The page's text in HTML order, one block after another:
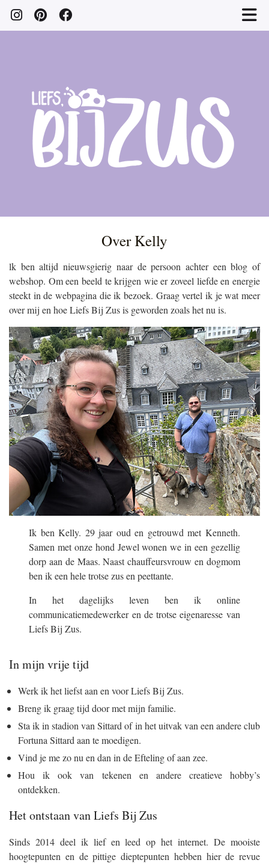
Over Kelly
lk ben altijd nieuwsgierig naar de persoon achter een blog of
webshop. Om een beeld te krijgen wie er zoveel liefde en energie
steekt in de webpagina die ik bezoek. Graag vertel ik je wat meer
over mij en hoe Liefs Bij Zus is geworden zoals het nu is.
Ik ben Kelly. 29 jaar oud en getrouwd met Kenneth.
Samen met onze hond Jewel wonen we in een gezellig
dorp aan de Maas. Naast chauffeursvrouw en dogmom
ben ik een hele trotse zus en peettante.
In het dagelijks leven ben ik online
communicatiemedewerker en de trotse eigenaresse van
Liefs Bij Zus.
In mijn vrije tijd
Werk ik het liefst aan en voor Liefs Bij Zus.
Breng ik graag tijd door met mijn familie.
Sta ik in stadion van Sittard of in het uitvak van een andere club
Fortuna Sittard aan te moedigen.
Vind je me zo nu en dan in de Efteling of aan zee.
Hou ik ook van tekenen en andere creatieve hobby’s
ontdekken.
Het ontstaan van Liefs Bij Zus
Sinds 2014 deel ik lief en leed op het internet. De mooiste
hoogtepunten en de pittige dieptepunten hebben hier de revue